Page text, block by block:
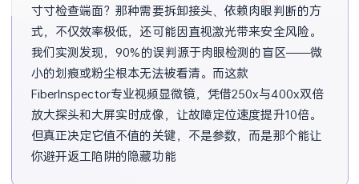
寸寸检查端面？那种需要拆卸接头、依赖肉眼判断的方
式，不仅效率极低，还可能因直视激光带来安全风险。
我们实测发现，90%的误判源于肉眼检测的盲区——微
小的划痕或粉尘根本无法被看清。而这款
FiberInspector专业视频显微镜，凭借250x与400x双倍
放大探头和大屏实时成像，让故障定位速度提升10倍。
但真正决定它值不值的关键，不是参数，而是那个能让
你避开返工陷阱的隐藏功能——你知道什么时候必须重